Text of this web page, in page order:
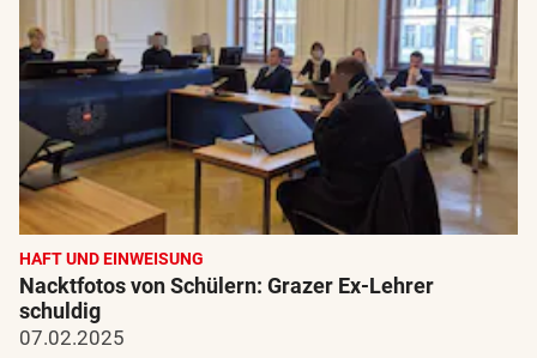
HAFT UND EINWEISUNG
Nacktfotos von Schülern: Grazer Ex-Lehrer
schuldig
07.02.2025